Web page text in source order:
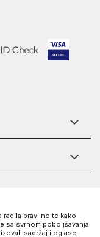
radila pravilno te kako
sa svrhom poboljšavanja
sadržaj i oglase,